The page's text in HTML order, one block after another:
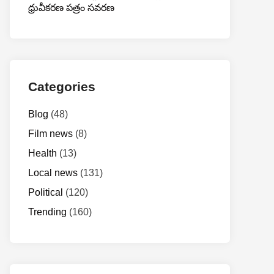
ధ్రువీకరణ పత్రం సవరణ
Categories
Blog (48)
Film news (8)
Health (13)
Local news (131)
Political (120)
Trending (160)